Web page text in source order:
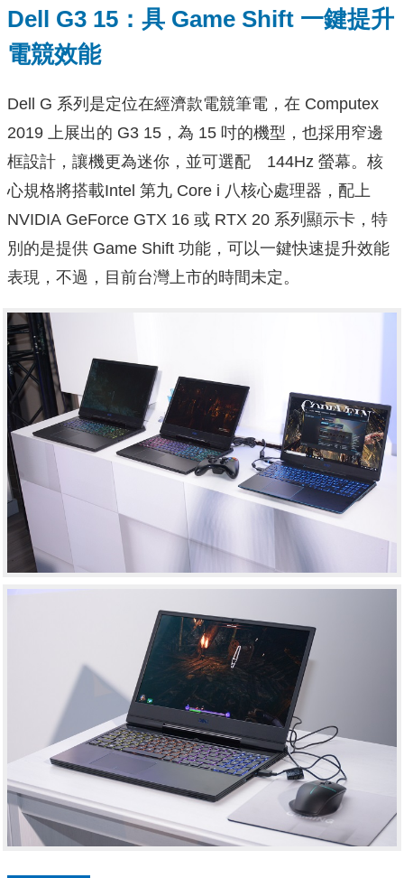
Dell G3 15：具 Game Shift 一鍵提升
電競效能
Dell G 系列是定位在經濟款電競筆電，在 Computex
2019 上展出的 G3 15，為 15 吋的機型，也採用窄邊
框設計，讓機更為迷你，並可選配 144Hz 螢幕。核
心規格將搭載Intel 第九 Core i 八核心處理器，配上
NVIDIA GeForce GTX 16 或 RTX 20 系列顯示卡，特
別的是提供 Game Shift 功能，可以一鍵快速提升效能
表現，不過，目前台灣上市的時間未定。